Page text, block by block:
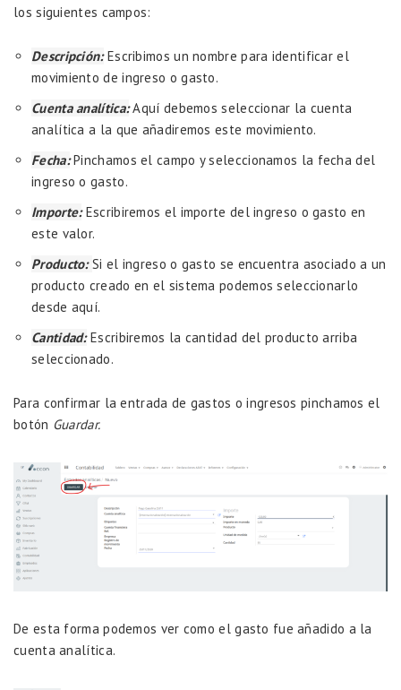
los siguientes campos:
Descripción:Escribimos un nombre para identificar el
movimiento de ingreso o gasto.
Cuenta analítica:Aquí debemos seleccionar la cuenta
analítica a la que añadiremos este movimiento.
Fecha:Pinchamos el campo y seleccionamos la fecha del
ingreso o gasto.
Importe:Escribiremos el importe del ingreso o gasto en
este valor.
Producto: Si el ingreso o gasto se encuentra asociado a un
producto creado en el sistema podemos seleccionarlo
desde aquí.
Cantidad:Escribiremos la cantidad del producto arriba
seleccionado.
Para confirmar la entrada de gastos o ingresos pinchamos el
botón Guardar.
De esta forma podemos ver como el gasto fue añadido a la
cuenta analítica.